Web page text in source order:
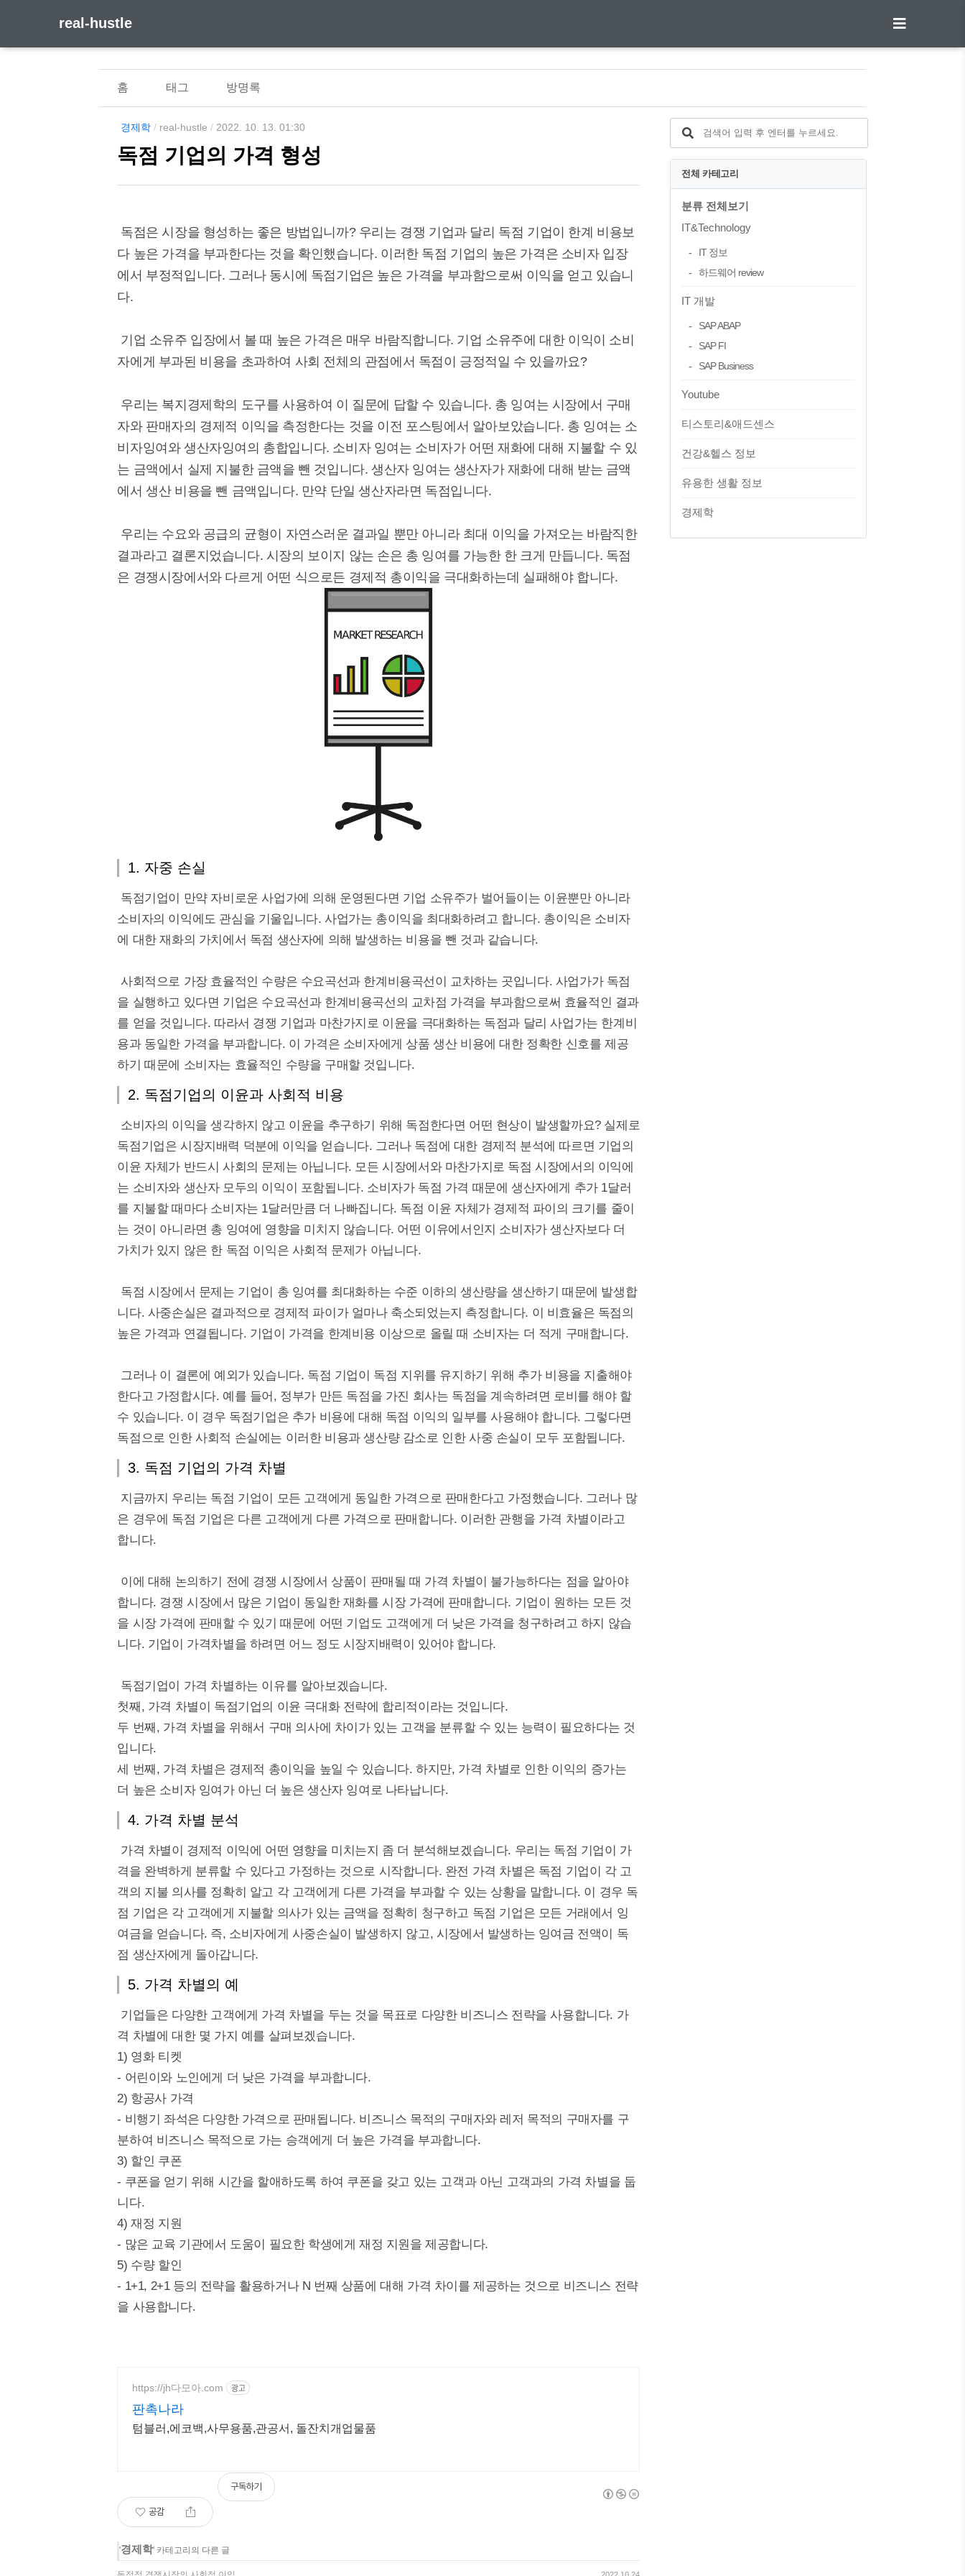
real-hustle
홈 태그 방명록
경제학 / real-hustle / 2022. 10. 13. 01:30
독점 기업의 가격 형성
독점은 시장을 형성하는 좋은 방법입니까? 우리는 경쟁 기업과 달리 독점 기업이 한계 비용보
다 높은 가격을 부과한다는 것을 확인했습니다. 이러한 독점 기업의 높은 가격은 소비자 입장
에서 부정적입니다. 그러나 동시에 독점기업은 높은 가격을 부과함으로써 이익을 얻고 있습니
다.
기업 소유주 입장에서 볼 때 높은 가격은 매우 바람직합니다. 기업 소유주에 대한 이익이 소비
자에게 부과된 비용을 초과하여 사회 전체의 관점에서 독점이 긍정적일 수 있을까요?
우리는 복지경제학의 도구를 사용하여 이 질문에 답할 수 있습니다. 총 잉여는 시장에서 구매
자와 판매자의 경제적 이익을 측정한다는 것을 이전 포스팅에서 알아보았습니다. 총 잉여는 소
비자잉여와 생산자잉여의 총합입니다. 소비자 잉여는 소비자가 어떤 재화에 대해 지불할 수 있
는 금액에서 실제 지불한 금액을 뺀 것입니다. 생산자 잉여는 생산자가 재화에 대해 받는 금액
에서 생산 비용을 뺀 금액입니다. 만약 단일 생산자라면 독점입니다.
우리는 수요와 공급의 균형이 자연스러운 결과일 뿐만 아니라 최대 이익을 가져오는 바람직한
결과라고 결론지었습니다. 시장의 보이지 않는 손은 총 잉여를 가능한 한 크게 만듭니다. 독점
은 경쟁시장에서와 다르게 어떤 식으로든 경제적 총이익을 극대화하는데 실패해야 합니다.
1. 자중 손실
독점기업이 만약 자비로운 사업가에 의해 운영된다면 기업 소유주가 벌어들이는 이윤뿐만 아니라
소비자의 이익에도 관심을 기울입니다. 사업가는 총이익을 최대화하려고 합니다. 총이익은 소비자
에 대한 재화의 가치에서 독점 생산자에 의해 발생하는 비용을 뺀 것과 같습니다.
사회적으로 가장 효율적인 수량은 수요곡선과 한계비용곡선이 교차하는 곳입니다. 사업가가 독점
을 실행하고 있다면 기업은 수요곡선과 한계비용곡선의 교차점 가격을 부과함으로써 효율적인 결과
를 얻을 것입니다. 따라서 경쟁 기업과 마찬가지로 이윤을 극대화하는 독점과 달리 사업가는 한계비
용과 동일한 가격을 부과합니다. 이 가격은 소비자에게 상품 생산 비용에 대한 정확한 신호를 제공
하기 때문에 소비자는 효율적인 수량을 구매할 것입니다.
2. 독점기업의 이윤과 사회적 비용
소비자의 이익을 생각하지 않고 이윤을 추구하기 위해 독점한다면 어떤 현상이 발생할까요? 실제로
독점기업은 시장지배력 덕분에 이익을 얻습니다. 그러나 독점에 대한 경제적 분석에 따르면 기업의
이윤 자체가 반드시 사회의 문제는 아닙니다. 모든 시장에서와 마찬가지로 독점 시장에서의 이익에
는 소비자와 생산자 모두의 이익이 포함됩니다. 소비자가 독점 가격 때문에 생산자에게 추가 1달러
를 지불할 때마다 소비자는 1달러만큼 더 나빠집니다. 독점 이윤 자체가 경제적 파이의 크기를 줄이
는 것이 아니라면 총 잉여에 영향을 미치지 않습니다. 어떤 이유에서인지 소비자가 생산자보다 더
가치가 있지 않은 한 독점 이익은 사회적 문제가 아닙니다.
독점 시장에서 문제는 기업이 총 잉여를 최대화하는 수준 이하의 생산량을 생산하기 때문에 발생합
니다. 사중손실은 결과적으로 경제적 파이가 얼마나 축소되었는지 측정합니다. 이 비효율은 독점의
높은 가격과 연결됩니다. 기업이 가격을 한계비용 이상으로 올릴 때 소비자는 더 적게 구매합니다.
그러나 이 결론에 예외가 있습니다. 독점 기업이 독점 지위를 유지하기 위해 추가 비용을 지출해야
한다고 가정합시다. 예를 들어, 정부가 만든 독점을 가진 회사는 독점을 계속하려면 로비를 해야 할
수 있습니다. 이 경우 독점기업은 추가 비용에 대해 독점 이익의 일부를 사용해야 합니다. 그렇다면
독점으로 인한 사회적 손실에는 이러한 비용과 생산량 감소로 인한 사중 손실이 모두 포함됩니다.
3. 독점 기업의 가격 차별
지금까지 우리는 독점 기업이 모든 고객에게 동일한 가격으로 판매한다고 가정했습니다. 그러나 많
은 경우에 독점 기업은 다른 고객에게 다른 가격으로 판매합니다. 이러한 관행을 가격 차별이라고
합니다.
이에 대해 논의하기 전에 경쟁 시장에서 상품이 판매될 때 가격 차별이 불가능하다는 점을 알아야
합니다. 경쟁 시장에서 많은 기업이 동일한 재화를 시장 가격에 판매합니다. 기업이 원하는 모든 것
을 시장 가격에 판매할 수 있기 때문에 어떤 기업도 고객에게 더 낮은 가격을 청구하려고 하지 않습
니다. 기업이 가격차별을 하려면 어느 정도 시장지배력이 있어야 합니다.
독점기업이 가격 차별하는 이유를 알아보겠습니다.
첫째, 가격 차별이 독점기업의 이윤 극대화 전략에 합리적이라는 것입니다.
두 번째, 가격 차별을 위해서 구매 의사에 차이가 있는 고객을 분류할 수 있는 능력이 필요하다는 것
입니다.
세 번째, 가격 차별은 경제적 총이익을 높일 수 있습니다. 하지만, 가격 차별로 인한 이익의 증가는
더 높은 소비자 잉여가 아닌 더 높은 생산자 잉여로 나타납니다.
4. 가격 차별 분석
가격 차별이 경제적 이익에 어떤 영향을 미치는지 좀 더 분석해보겠습니다. 우리는 독점 기업이 가
격을 완벽하게 분류할 수 있다고 가정하는 것으로 시작합니다. 완전 가격 차별은 독점 기업이 각 고
객의 지불 의사를 정확히 알고 각 고객에게 다른 가격을 부과할 수 있는 상황을 말합니다. 이 경우 독
점 기업은 각 고객에게 지불할 의사가 있는 금액을 정확히 청구하고 독점 기업은 모든 거래에서 잉
여금을 얻습니다. 즉, 소비자에게 사중손실이 발생하지 않고, 시장에서 발생하는 잉여금 전액이 독
점 생산자에게 돌아갑니다.
5. 가격 차별의 예
기업들은 다양한 고객에게 가격 차별을 두는 것을 목표로 다양한 비즈니스 전략을 사용합니다. 가
격 차별에 대한 몇 가지 예를 살펴보겠습니다.
1) 영화 티켓
- 어린이와 노인에게 더 낮은 가격을 부과합니다.
2) 항공사 가격
- 비행기 좌석은 다양한 가격으로 판매됩니다. 비즈니스 목적의 구매자와 레저 목적의 구매자를 구
분하여 비즈니스 목적으로 가는 승객에게 더 높은 가격을 부과합니다.
3) 할인 쿠폰
- 쿠폰을 얻기 위해 시간을 할애하도록 하여 쿠폰을 갖고 있는 고객과 아닌 고객과의 가격 차별을 둡
니다.
4) 재정 지원
- 많은 교육 기관에서 도움이 필요한 학생에게 재정 지원을 제공합니다.
5) 수량 할인
- 1+1, 2+1 등의 전략을 활용하거나 N 번째 상품에 대해 가격 차이를 제공하는 것으로 비즈니스 전략
을 사용합니다.
https://jh다모아.com 광고
판촉나라
텀블러,에코백,사무용품,관공서, 돌잔치개업물품
공감
구독하기
'경제학' 카테고리의 다른 글
전체 카테고리
분류 전체보기
IT&Technology
IT 정보
하드웨어 review
IT 개발
SAP ABAP
SAP FI
SAP Business
Youtube
티스토리&애드센스
건강&헬스 정보
유용한 생활 정보
경제학